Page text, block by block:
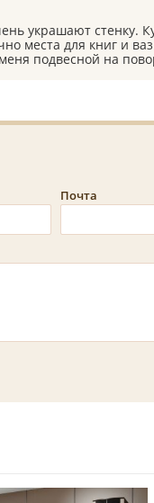
украшают стенку.
места для книг и
подвесной на
Почта